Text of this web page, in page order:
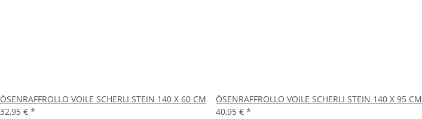
ÖSENRAFFROLLO VOILE SCHERLI STEIN 140 X 60 CM
32,95 € *
ÖSENRAFFROLLO VOILE SCHERLI STEIN 140 X 95 CM
40,95 € *